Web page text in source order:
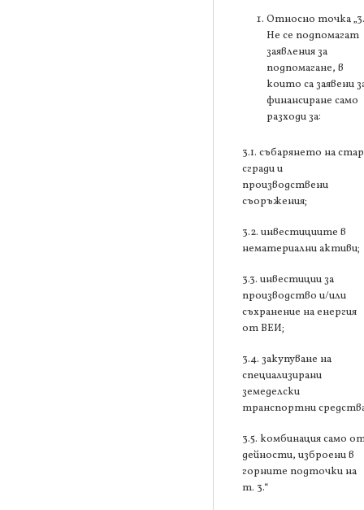
Относно точка „3.
Не се подпомагат
заявления за
подпомагане, в
които са заявени
финансиране само
разходи за:
3.1. събарянето на
сгради и
производствени
съоръжения;
3.2. инвестициите в
нематериални активи;
3.3. инвестиции за
производство и/или
съхранение на енергия
от ВЕИ;
3.4. закупуване на
специализирани
земеделски
транспортни
3.5. комбинация само
дейности, изброени в
горните подточки на
т. 3.“